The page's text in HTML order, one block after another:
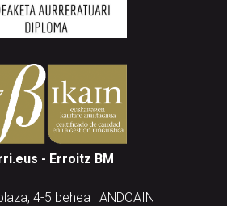
- Erroitz BM
4-5 behea | ANDOAIN